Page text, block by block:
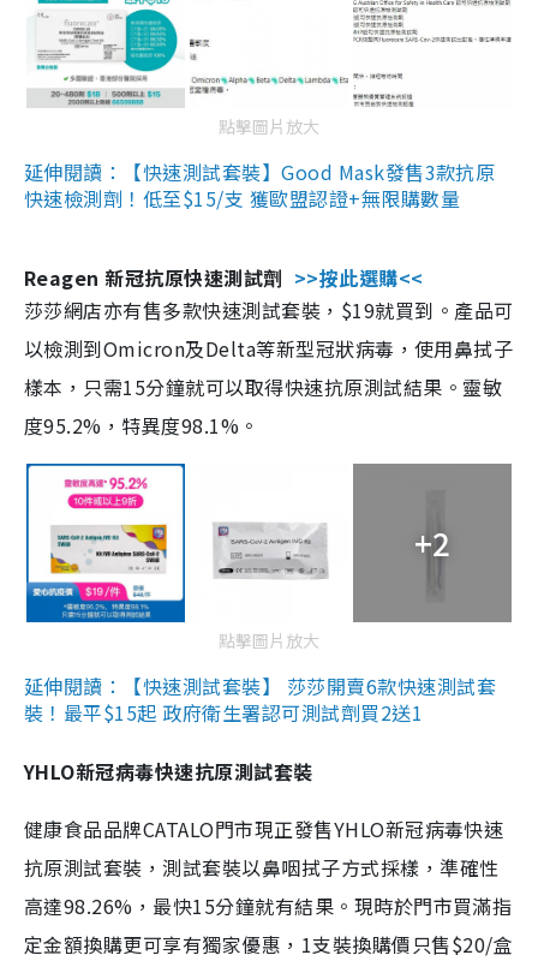
點擊圖片放大
延伸閱讀：【快速測試套裝】Good Mask發售3款抗原
快速檢測劑！低至$15/支 獲歐盟認證+無限購數量
Reagen 新冠抗原快速測試劑 >>按此選購<<
莎莎網店亦有售多款快速測試套裝，$19就買到。產品可
以檢測到Omicron及Delta等新型冠狀病毒，使用鼻拭子
樣本，只需15分鐘就可以取得快速抗原測試結果。靈敏
度95.2%，特異度98.1%。
+2
點擊圖片放大
延伸閱讀：【快速測試套裝】 莎莎開賣6款快速測試套
裝！最平$15起 政府衛生署認可測試劑買2送1
YHLO新冠病毒快速抗原測試套裝
健康食品品牌CATALO門市現正發售YHLO新冠病毒快速
抗原測試套裝，測試套裝以鼻咽拭子方式採樣，準確性
高達98.26%，最快15分鐘就有結果。現時於門市買滿指
定金額換購更可享有獨家優惠，1支裝換購價只售$20/盒